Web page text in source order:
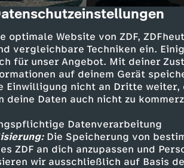
description
optimale Website von ZDF,
vergleichbare Techniken ein.
für unser Angebot. Mit deiner
auf deinem Gerät
Einwilligung nicht an Dritte
deine Daten auch nicht zu
Datenverarbeitung
Die Speicherung von
ZDF an dich anzupassen und
wir ausschließlich auf Basis
Ausmaß verbreitet.
mehr Anklagen vor
dennoch bereit, ihm